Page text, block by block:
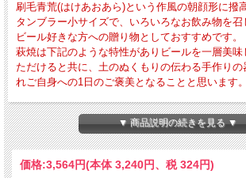
刷毛青荒(はけあおあら)という作風の朝顔形に撥
タンブラー小サイズで、いろいろなお飲み物を召
ビール好きな方への贈り物としておすすめです。
萩焼は下記のような特性がありビールを一層美
ただけると共に、土のぬくもりの伝わる手作りの
れご自身への1日のご褒美となることと思います。
・外寸法-径約88mm×高さ約105mm ・作品重量-約199g
・電子レンジ・食器洗浄乾燥機の使用OK 直火・ガスオ
NG
当店ではこの器で一層美味しくお召し上がりいただくため
▼ 商品説明の続きを見る ▼
価格:3,564円(本体 3,240円、税 324円)